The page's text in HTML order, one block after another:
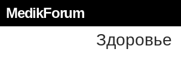
MedikForum
Здоровье